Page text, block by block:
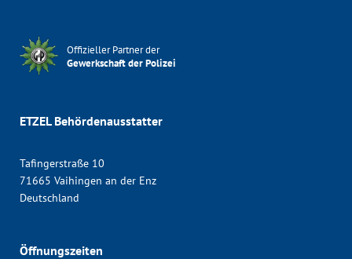
Offizieller Partner der
Gewerkschaft der Polizei
ETZEL Behördenausstatter
Tafingerstraße 10
71665 Vaihingen an der Enz
Deutschland
Öffnungszeiten